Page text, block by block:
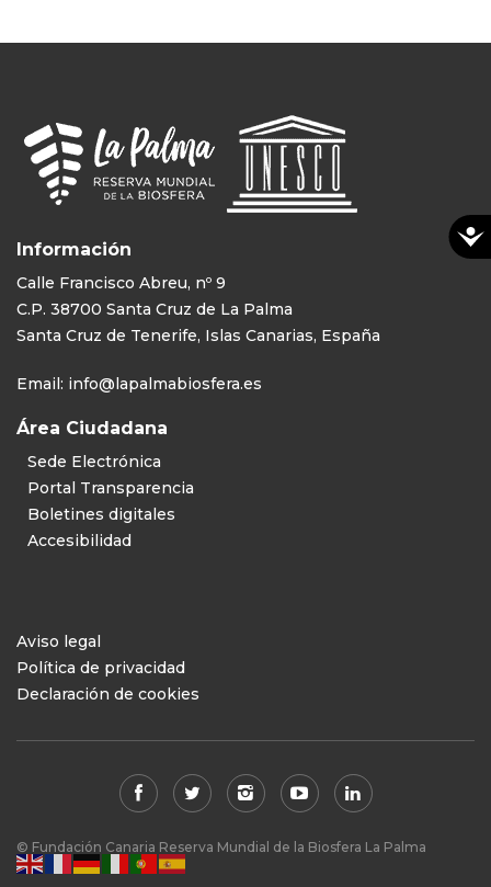
Información
Calle Francisco Abreu, nº 9
C.P. 38700 Santa Cruz de La Palma
Santa Cruz de Tenerife, Islas Canarias, España
Email: info@lapalmabiosfera.es
Área Ciudadana
Sede Electrónica
Portal Transparencia
Boletines digitales
Accesibilidad
Aviso legal
Política de privacidad
Declaración de cookies
© Fundación Canaria Reserva Mundial de la Biosfera La Palma